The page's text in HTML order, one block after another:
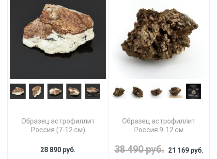
Образец астрофиллит
Россия (7-12 см)
28 890 руб.
Образец астрофиллит
Россия 9-12 см
38 490 руб. 21 169 руб.